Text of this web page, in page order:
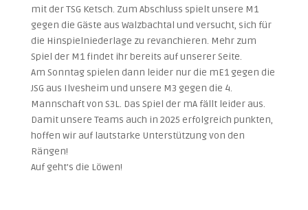
mit der TSG Ketsch. Zum Abschluss spielt unsere M1
gegen die Gäste aus Walzbachtal und versucht, sich für
die Hinspielniederlage zu revanchieren. Mehr zum
Spiel der M1 findet ihr bereits auf unserer Seite.
Am Sonntag spielen dann leider nur die mE1 gegen die
JSG aus Ilvesheim und unsere M3 gegen die 4.
Mannschaft von S3L. Das Spiel der mA fällt leider aus.
Damit unsere Teams auch in 2025 erfolgreich punkten,
hoffen wir auf lautstarke Unterstützung von den
Rängen!
Auf geht’s die Löwen!